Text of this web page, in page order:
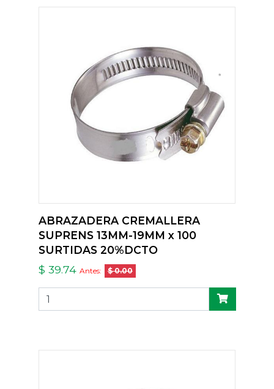
ABRAZADERA CREMALLERA
SUPRENS 13MM-19MM x 100
SURTIDAS 20%DCTO
$ 39.74 Antes: $ 0.00